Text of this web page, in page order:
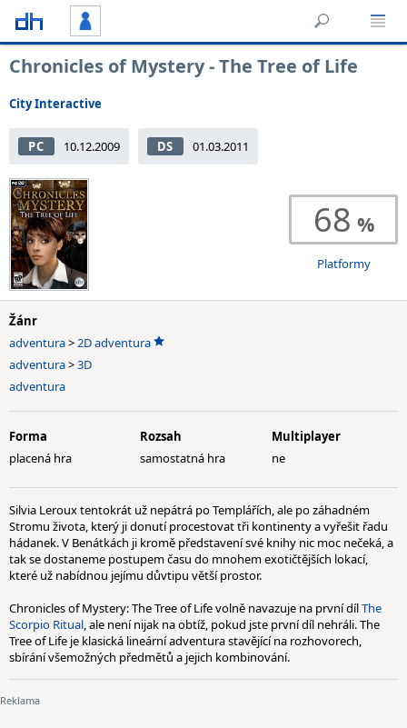
Chronicles of Mystery - The Tree of Life
City Interactive
PC 10.12.2009 DS 01.03.2011
68
Platformy
Žánr
adventura>2D adventura
adventura>3D
adventura
Forma
placená hra
Rozsah
samostatná hra
Multiplayer
ne
Silvia Leroux tentokrát už nepátrá po Templářích, ale po záhadném
Stromu života, který ji donutí procestovat tři kontinenty a vyřešit řadu
hádanek. V Benátkách ji kromě představení své knihy nic moc nečeká, a
tak se dostaneme postupem času do mnohem exotičtějších lokací,
které už nabídnou jejímu důvtipu větší prostor.
Chronicles of Mystery: The Tree of Life volně navazuje na první dílThe
Scorpio Ritual, ale není nijak na obtíž, pokud jste první díl nehráli. The
Tree of Life je klasická lineární adventura stavějící na rozhovorech,
sbírání všemožných předmětů a jejich kombinování.